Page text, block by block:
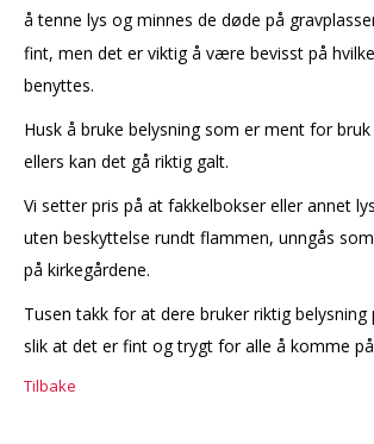
å tenne lys og minnes de døde på
fint, men det er viktig å være bevisst på
benyttes.
Husk å bruke belysning som er ment for
ellers kan det gå riktig galt.
Vi setter pris på at fakkelbokser eller annet
uten beskyttelse rundt flammen, unngås
på kirkegårdene.
Tusen takk for at dere bruker riktig belysning
slik at det er fint og trygt for alle å komme
Tilbake